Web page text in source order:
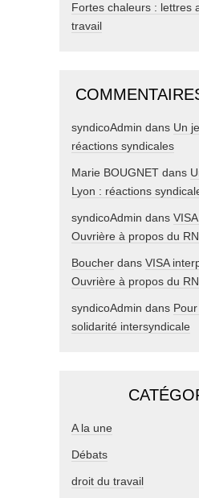
Fortes chaleurs : lettres
travail
syndicoAdmin dans Un
réactions syndicales
Marie BOUGNET dans
Lyon : réactions
syndicoAdmin dans
Ouvrière à propos du RN
Boucher dans VISA
Ouvrière à propos du RN
syndicoAdmin dans Pour
solidarité intersyndicale
A la une
Débats
droit du travail